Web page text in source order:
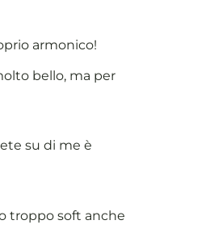
armonico!
bello, ma per
su di me è
troppo soft anche